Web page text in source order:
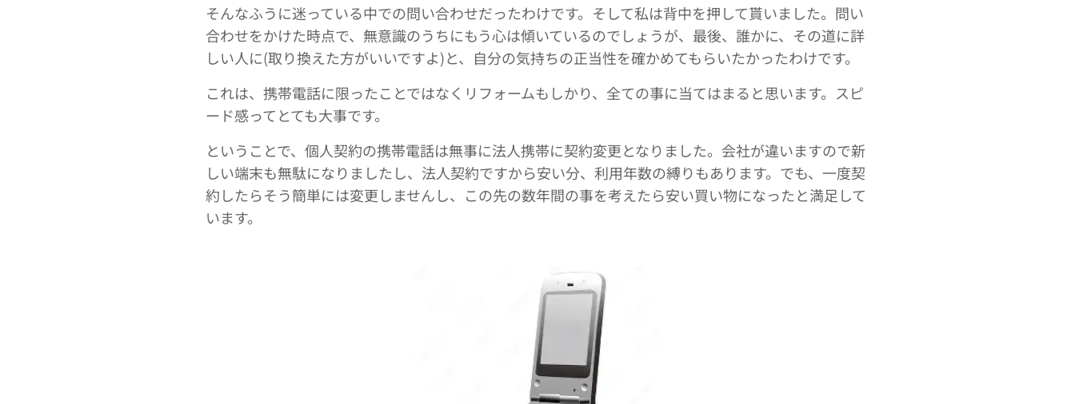
そんなふうに迷っている中での問い合わせだったわけです。そして私は背中を押して貰いました。問い
合わせをかけた時点で、無意識のうちにもう心は傾いているのでしょうが、最後、誰かに、その道に詳
しい人に(取り換えた方がいいですよ)と、自分の気持ちの正当性を確かめてもらいたかったわけです。
これは、携帯電話に限ったことではなくリフォームもしかり、全ての事に当てはまると思います。スピ
ード感ってとても大事です。
ということで、個人契約の携帯電話は無事に法人携帯に契約変更となりました。会社が違いますので新
しい端末も無駄になりましたし、法人契約ですから安い分、利用年数の縛りもあります。でも、一度契
約したらそう簡単には変更しませんし、この先の数年間の事を考えたら安い買い物になったと満足して
います。